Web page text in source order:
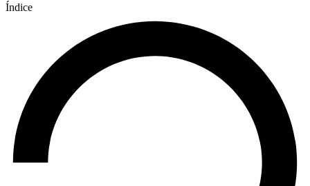
Índice